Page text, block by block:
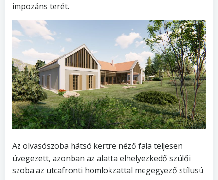
impozáns terét.
Az olvasószoba hátsó kertre néző fala teljesen
üvegezett, azonban az alatta elhelyezkedő szülői
szoba az utcafronti homlokzattal megegyező stílusú